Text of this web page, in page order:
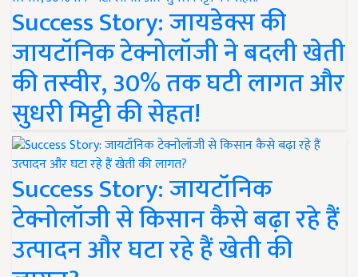
Success Story: जायडेक्स की
जायटॉनिक टेक्नोलॉजी ने बदली खेती
की तस्वीर, 30% तक घटी लागत और
सुधरी मिट्टी की सेहत!
Success Story: जायटॉनिक
टेक्नोलॉजी से किसान कैसे बढ़ा रहे हैं
उत्पादन और घटा रहे हैं खेती की